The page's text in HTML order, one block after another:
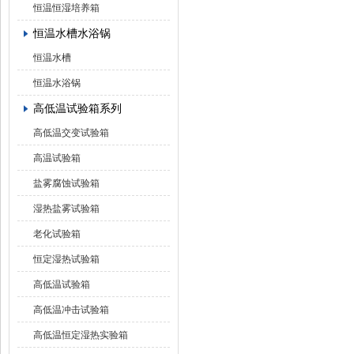
恒温恒湿培养箱
恒温水槽水浴锅
恒温水槽
恒温水浴锅
高低温试验箱系列
高低温交变试验箱
高温试验箱
盐雾腐蚀试验箱
湿热盐雾试验箱
老化试验箱
恒定湿热试验箱
高低温试验箱
高低温冲击试验箱
高低温恒定湿热实验箱